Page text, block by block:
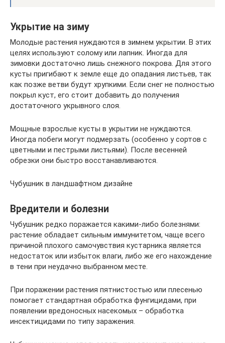
Укрытие на зиму
Молодые растения нуждаются в зимнем укрытии. В этих
целях используют солому или лапник. Иногда для
зимовки достаточно лишь снежного покрова. Для этого
кусты пригибают к земле еще до опадания листьев, так
как позже ветви будут хрупкими. Если снег не полностью
покрыл куст, его стоит добавить до получения
достаточного укрывного слоя.
Мощные взрослые кусты в укрытии не нуждаются.
Иногда побеги могут подмерзать (особенно у сортов с
цветными и пестрыми листьями). После весенней
обрезки они быстро восстанавливаются.
Чубушник в ландшафтном дизайне
Вредители и болезни
Чубушник редко поражается какими-либо болезнями:
растение обладает сильным иммунитетом, чаще всего
причиной плохого самочувствия кустарника является
недостаток или избыток влаги, либо же его нахождение
в тени при неудачно выбранном месте.
При поражении растения пятнистостью или плесенью
помогает стандартная обработка фунгицидами, при
появлении вредоносных насекомых – обработка
инсектицидами по типу заражения.